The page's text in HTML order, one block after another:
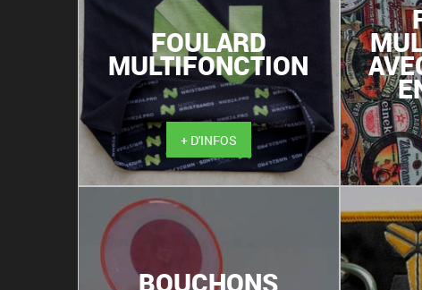
FOULARD
MULTIFONCTION
+ D'INFOS
BOUCHONS